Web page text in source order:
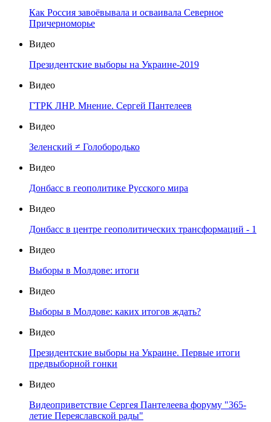
Как Россия завоёвывала и осваивала Северное
Причерноморье
Видео
Президентские выборы на Украине-2019
Видео
ГТРК ЛНР. Мнение. Сергей Пантелеев
Видео
Зеленский ≠ Голобородько
Видео
Донбасс в геополитике Русского мира
Видео
Донбасс в центре геополитических трансформаций - 1
Видео
Выборы в Молдове: итоги
Видео
Выборы в Молдове: каких итогов ждать?
Видео
Президентские выборы на Украине. Первые итоги
предвыборной гонки
Видео
Видеоприветствие Сергея Пантелеева форуму "365-
летие Переяславской рады"